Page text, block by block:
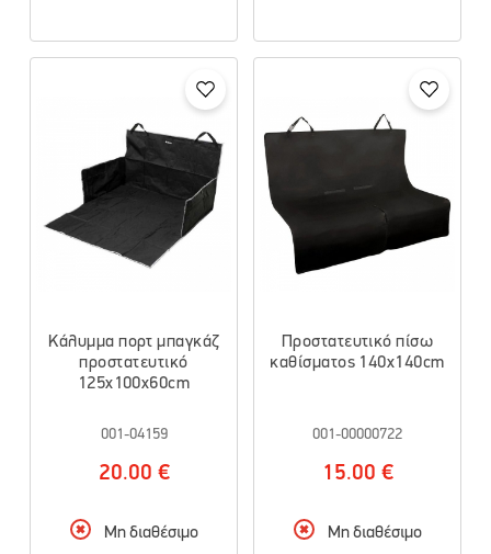
Κάλυμμα πορτ μπαγκάζ
προστατευτικό
125x100x60cm
001-04159
20.00 €
Μη διαθέσιμο
Προστατευτικό πίσω
καθίσματος 140x140cm
001-00000722
15.00 €
Μη διαθέσιμο